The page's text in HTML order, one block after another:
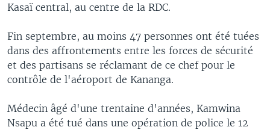
Kasaï central, au centre de la RDC.
Fin septembre, au moins 47 personnes ont été tuées
dans des affrontements entre les forces de sécurité
et des partisans se réclamant de ce chef pour le
contrôle de l'aéroport de Kananga.
Médecin âgé d'une trentaine d'années, Kamwina
Nsapu a été tué dans une opération de police le 12